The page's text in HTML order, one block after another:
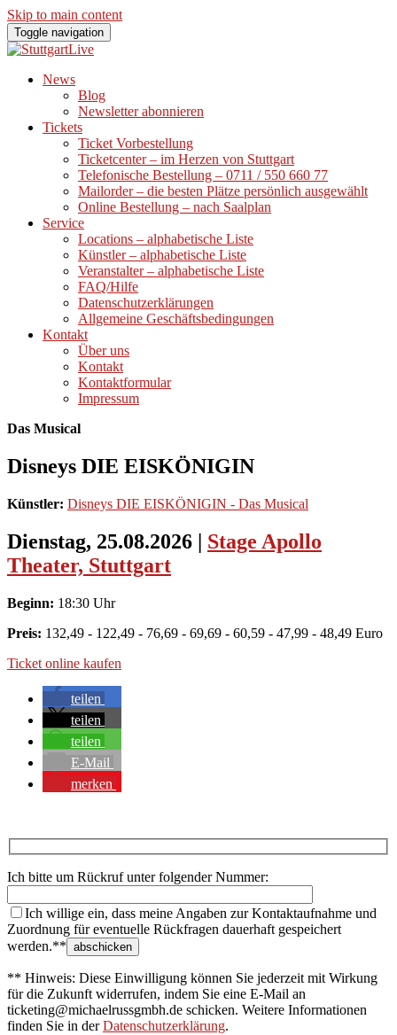
Skip to main content
Toggle navigation
News
Blog
Newsletter abonnieren
Tickets
Ticket Vorbestellung
Ticketcenter – im Herzen von Stuttgart
Telefonische Bestellung – 0711 / 550 660 77
Mailorder – die besten Plätze persönlich ausgewählt
Online Bestellung – nach Saalplan
Service
Locations – alphabetische Liste
Künstler – alphabetische Liste
Veranstalter – alphabetische Liste
FAQ/Hilfe
Datenschutzerklärungen
Allgemeine Geschäftsbedingungen
Kontakt
Über uns
Kontakt
Kontaktformular
Impressum
Das Musical
Disneys DIE EISKÖNIGIN
Künstler: Disneys DIE EISKÖNIGIN - Das Musical
Dienstag, 25.08.2026 | Stage Apollo
Theater, Stuttgart
Beginn: 18:30 Uhr
Preis: 132,49 - 122,49 - 76,69 - 69,69 - 60,59 - 47,99 - 48,49 Euro
Ticket online kaufen
teilen
teilen
teilen
E-Mail
merken
Ich bitte um Rückruf unter folgender Nummer:
Ich willige ein, dass meine Angaben zur Kontaktaufnahme und
Zuordnung für eventuelle Rückfragen dauerhaft gespeichert
werden.**
** Hinweis: Diese Einwilligung können Sie jederzeit mit Wirkung
für die Zukunft widerrufen, indem Sie eine E-Mail an
ticketing@michaelrussgmbh.de schicken. Weitere Informationen
finden Sie in derDatenschutzerklärung.